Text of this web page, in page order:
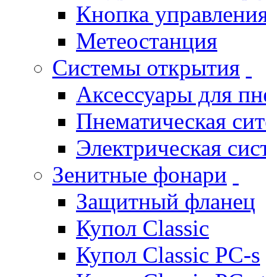
Кнопка
Метеостанция
Системы открытия
Аксессуары для
Пнематическая
Электрическая
Зенитные фонари
Защитный фланец
Купол Classic
Купол Classic PC-s